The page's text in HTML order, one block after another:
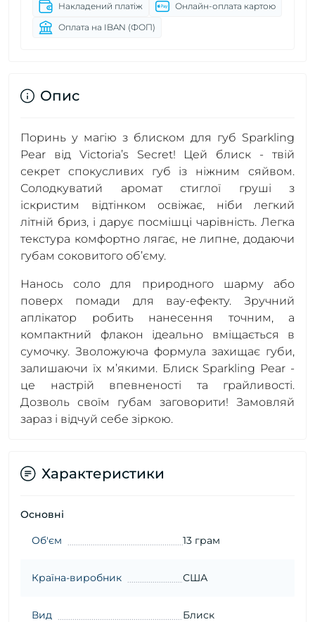
Накладений платіж
Онлайн-оплата картою
Оплата на IBAN (ФОП)
Опис
Поринь у магію з блиском для губ Sparkling
Pear від Victoria’s Secret! Цей блиск - твій
секрет спокусливих губ із ніжним сяйвом.
Солодкуватий аромат стиглої груші з
іскристим відтінком освіжає, ніби легкий
літній бриз, і дарує посмішці чарівність. Легка
текстура комфортно лягає, не липне, додаючи
губам соковитого об’єму.
Нанось соло для природного шарму або
поверх помади для вау-ефекту. Зручний
аплікатор робить нанесення точним, а
компактний флакон ідеально вміщається в
сумочку. Зволожуюча формула захищає губи,
залишаючи їх м’якими. Блиск Sparkling Pear -
це настрій впевненості та грайливості.
Дозволь своїм губам заговорити! Замовляй
зараз і відчуй себе зіркою.
Характеристики
Основні
Об'єм 13 грам
Країна-виробник США
Вид Блиск